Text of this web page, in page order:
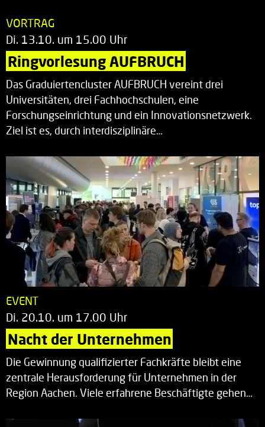
VORTRAG
Di. 13.10. um 15.00 Uhr
Ringvorlesung AUFBRUCH
Das Graduiertencluster AUFBRUCH vereint drei
Universitäten, drei Fachhochschulen, eine
Forschungseinrichtung und ein Innovationsnetzwerk.
Ziel ist es, durch interdisziplinäre…
EVENT
Di. 20.10. um 17.00 Uhr
Nacht der Unternehmen
Die Gewinnung qualifizierter Fachkräfte bleibt eine
zentrale Herausforderung für Unternehmen in der
Region Aachen. Viele erfahrene Beschäftigte gehen…